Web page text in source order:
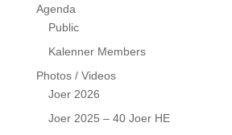
Agenda
Public
Kalenner Members
Photos / Videos
Joer 2026
Joer 2025 – 40 Joer HE